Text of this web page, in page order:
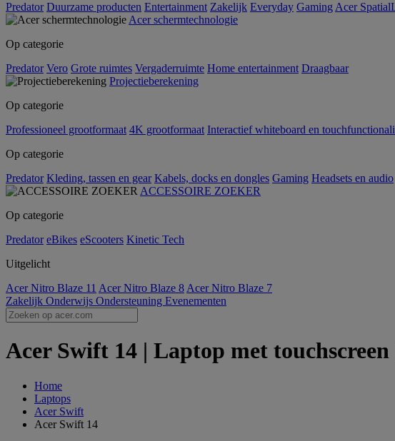
Predator Duurzame producten Entertainment Zakelijk Everyday Gaming Acer
Acer schermtechnologie
Op categorie
Predator Vero Grote ruimtes Vergaderruimte Home entertainment Draagbaar
Projectieberekening
Op categorie
Professioneel grootformaat 4K grootformaat Interactief whiteboard en
Op categorie
Predator Kleding, tassen en gear Kabels, docks en dongles Gaming Headsets en audio
ACCESSOIRE ZOEKER
Op categorie
Predator eBikes eScooters Kinetic Tech
Uitgelicht
Acer Nitro Blaze 11 Acer Nitro Blaze 8 Acer Nitro Blaze 7
Zakelijk Onderwijs Ondersteuning Evenementen
Acer Swift 14 | Laptop met touchscreen
Home
Laptops
Acer Swift
Acer Swift 14